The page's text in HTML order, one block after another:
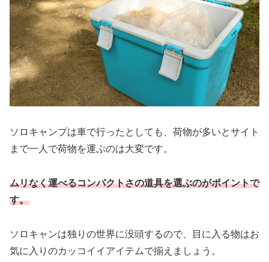
ソロキャンプは車で行ったとしても、荷物が多いとサイト
まで一人で荷物を運ぶのは大変です。
ムリなく運べるコンパクトさの道具を選ぶのがポイントで
す。
ソロキャンは独りの世界に没頭するので、目に入る物はお
気に入りのカッコイイアイテムで揃えましょう。